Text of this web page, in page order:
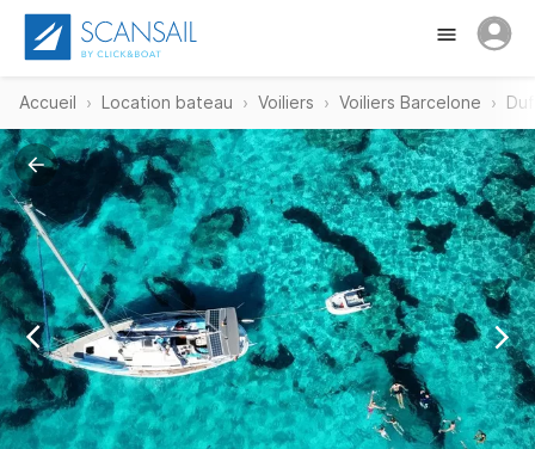
Accueil Location bateau Voiliers Voiliers Barcelone